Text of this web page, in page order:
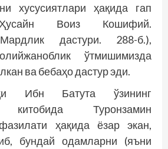
хусусиятлари ҳақида гап
Воиз Кошифий.
Мардлик дастури. 288-б.),
ўтмишимизда
ва бебаҳо дастур эди.
Ибн Батута ўзининг
китобида Туронзамин
ҳақида ёзар экан,
бундай одамларни (яъни